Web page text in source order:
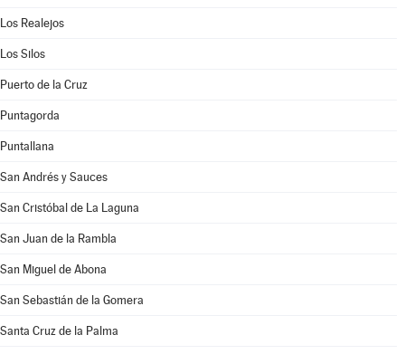
Los Realejos
Los Silos
Puerto de la Cruz
Puntagorda
Puntallana
San Andrés y Sauces
San Cristóbal de La Laguna
San Juan de la Rambla
San Miguel de Abona
San Sebastián de la Gomera
Santa Cruz de la Palma